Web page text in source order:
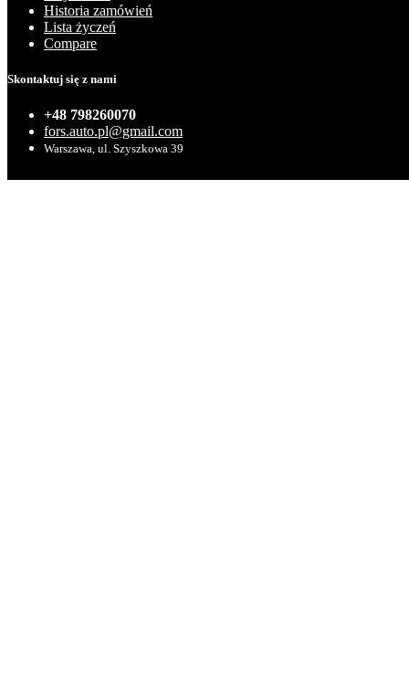
Historia zamówień
Lista życzeń
Compare
Skontaktuj się z nami
+48 798260070
fors.auto.pl@gmail.com
Warszawa, ul. Szyszkowa 39